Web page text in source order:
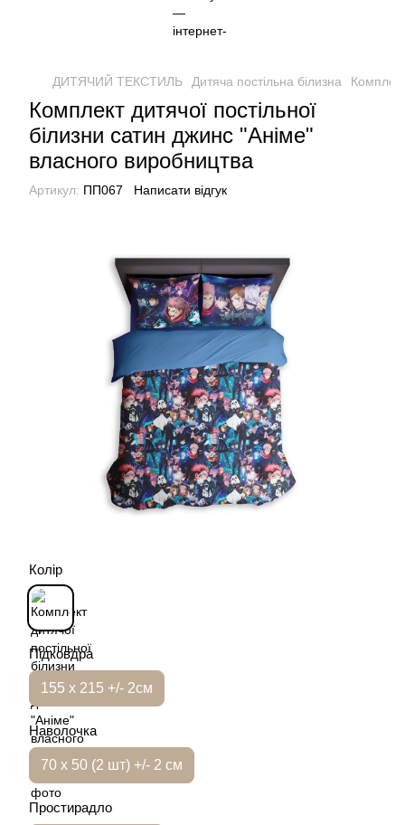
ДИТЯЧИЙ ТЕКСТИЛЬ Дитяча постільна білизна
Комплект дитячої постільної
білизни сатин джинс "Аніме"
власного виробництва
Артикул: ПП067 Написати відгук
Колір
Підковдра
155 х 215 +/- 2см
Наволочка
70 х 50 (2 шт) +/- 2 см
Простирадло